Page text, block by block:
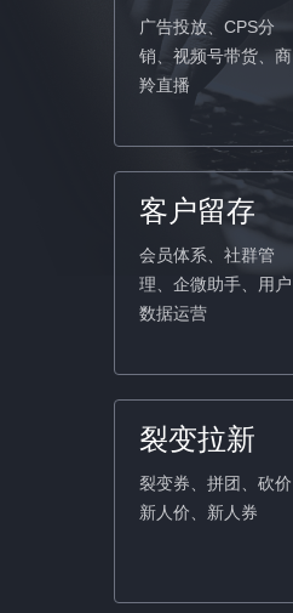
广告投放、CPS分
销、视频号带货、商
羚直播
客户留存
会员体系、社群管
理、企微助手、用户
数据运营
裂变拉新
裂变券、拼团、砍价
新人价、新人券